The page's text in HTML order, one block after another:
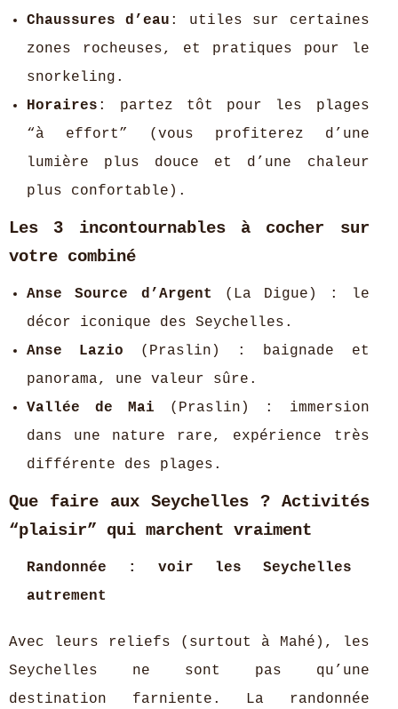
Chaussures d’eau : utiles sur certaines
zones rocheuses, et pratiques pour le
snorkeling.
Horaires : partez tôt pour les plages
“à effort” (vous profiterez d’une
lumière plus douce et d’une chaleur
plus confortable).
Les 3 incontournables à cocher sur
votre combiné
Anse Source d’Argent (La Digue) : le
décor iconique des Seychelles.
Anse Lazio (Praslin) : baignade et
panorama, une valeur sûre.
Vallée de Mai (Praslin) : immersion
dans une nature rare, expérience très
différente des plages.
Que faire aux Seychelles ? Activités
“plaisir” qui marchent vraiment
Randonnée : voir les Seychelles
autrement
Avec leurs reliefs (surtout à Mahé), les
Seychelles ne sont pas qu’une
destination farniente. La randonnée